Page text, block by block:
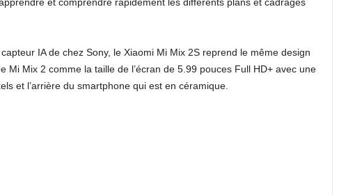
IA de chez Sony, le Xiaomi Mi Mix 2S reprend le même design
Mi Mix 2 comme la taille de l’écran de 5.99 pouces Full HD+ avec une
et l’arrière du smartphone qui est en céramique.